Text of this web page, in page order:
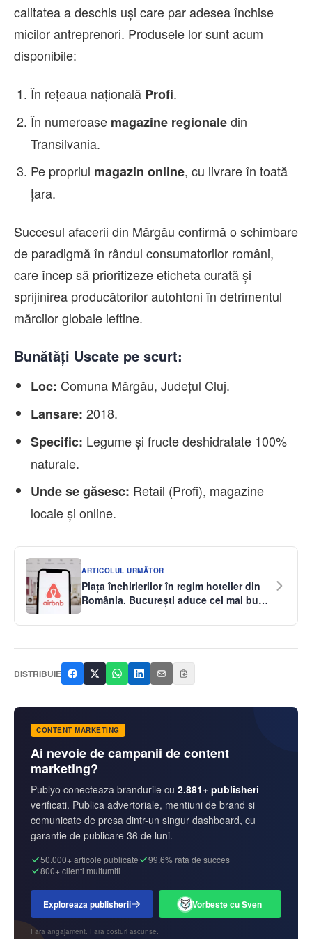
calitatea a deschis uși care par adesea închise
micilor antreprenori. Produsele lor sunt acum
disponibile:
În rețeaua națională Profi.
În numeroase magazine regionaledin
Transilvania.
Pe propriul magazin online, cu livrare în toată
țara.
Succesul afacerii din Mărgău confirmă o schimbare
de paradigmă în rândul consumatorilor români,
care încep să prioritizeze eticheta curată și
sprijinirea producătorilor autohtoni în detrimentul
mărcilor globale ieftine.
Bunătăți Uscate pe scurt:
Loc: Comuna Mărgău, Județul Cluj.
Lansare: 2018.
Specific: Legume și fructe deshidratate 100%
naturale.
Unde se găsesc: Retail (Profi), magazine
locale și online.
ARTICOLUL URMĂTOR
Piața închirierilor în regim hotelier din
România. București aduce cel mai bun
DISTRIBUIE
CONTENT MARKETING
Ai nevoie de campanii de content
marketing?
Publyo conecteaza brandurile cu 2.881+ publisheri
verificati. Publica advertoriale, mentiuni de brand si
comunicate de presa dintr-un singur dashboard, cu
garantie de publicare 36 de luni.
50.000+ articole publicate
99.6% rata de succes
800+ clienti multumiti
Exploreaza publisherii Vorbeste cu Sven
Fara angajament. Fara costuri ascunse.